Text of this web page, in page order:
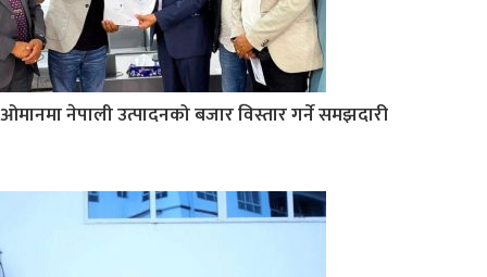
ओमानमा नेपाली उत्पादनको बजार विस्तार गर्ने समझदारी